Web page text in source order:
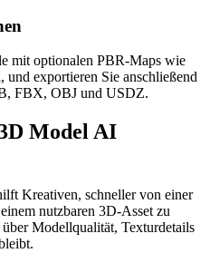
mit optionalen PBR-Maps wie
exportieren Sie anschließend
FBX, OBJ und USDZ.
Model AI
Kreativen, schneller von einer
nutzbaren 3D-Asset zu
Modellqualität, Texturdetails